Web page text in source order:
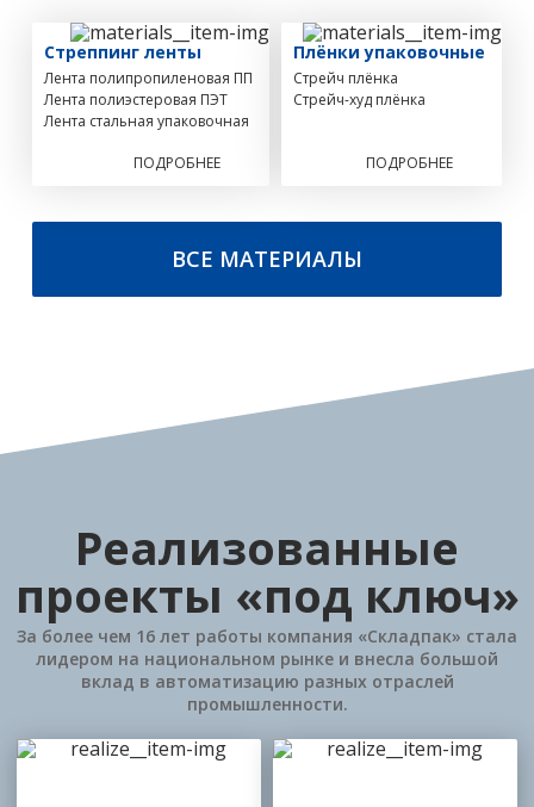
Стреппинг ленты
Лента полипропиленовая ПП
Лента полиэстеровая ПЭТ
Лента стальная упаковочная
ПОДРОБНЕЕ
Плёнки упаковочные
Стрейч плёнка
Стрейч-худ плёнка
ПОДРОБНЕЕ
ВСЕ МАТЕРИАЛЫ
Реализованные
проекты «под ключ»
За более чем 16 лет работы компания «Складпак» стала
лидером на национальном рынке и внесла большой
вклад в автоматизацию разных отраслей
промышленности.